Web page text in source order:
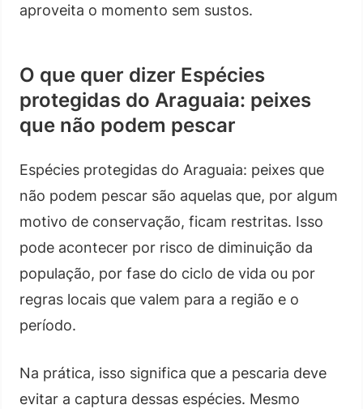
aproveita o momento sem sustos.
O que quer dizer Espécies
protegidas do Araguaia: peixes
que não podem pescar
Espécies protegidas do Araguaia: peixes que
não podem pescar são aquelas que, por algum
motivo de conservação, ficam restritas. Isso
pode acontecer por risco de diminuição da
população, por fase do ciclo de vida ou por
regras locais que valem para a região e o
período.
Na prática, isso significa que a pescaria deve
evitar a captura dessas espécies. Mesmo